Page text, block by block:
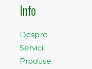
Info
Despre
Servicii
Produse